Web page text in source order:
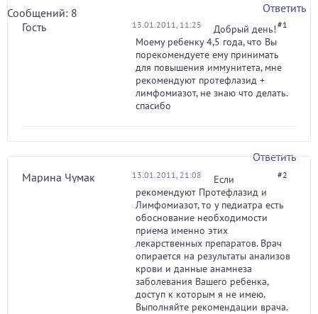
Сообщений: 8
Ответить
Гость
13.01.2011, 11:25 #1
Добрый день!
Моему ребенку 4,5 года, что Вы
порекомендуете ему принимать
для повышения иммунитета, мне
рекомендуют протефлазид +
лимфомиазот, не знаю что делать.
спасибо
Ответить
Марина Чумак
13.01.2011, 21:08 #2
Если
рекомендуют Протефлазид и
Лимфомиазот, то у педиатра есть
обоснование необходимости
приема именно этих
лекарственных препаратов. Врач
опирается на результаты анализов
крови и данные анамнеза
заболевания Вашего ребенка,
доступ к которым я не имею.
Выполняйте рекомендации врача.